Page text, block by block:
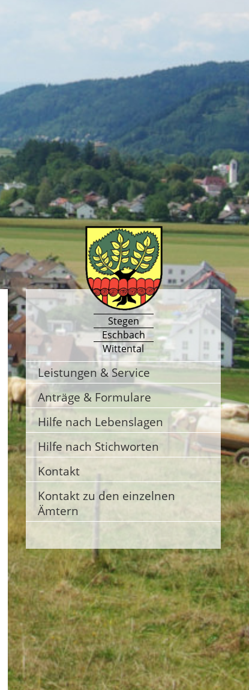
Stegen
Eschbach
Wittental
Leistungen & Service
Anträge & Formulare
Hilfe nach Lebenslagen
Hilfe nach Stichworten
Kontakt
Kontakt zu den einzelnen
Ämtern